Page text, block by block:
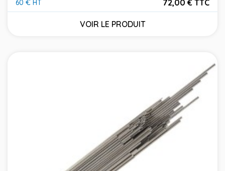
60 € HT
Prix
72,00 € TTC
VOIR LE PRODUIT